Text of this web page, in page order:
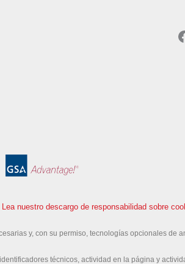
Facebook
Lea nuestro descargo de responsabilidad sobre
y, con su permiso, tecnologías opcionales de
técnicos, actividad en la página y